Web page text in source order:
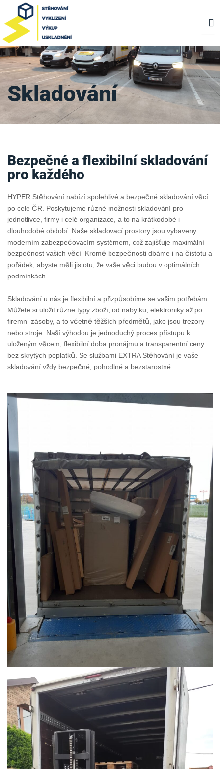
Přeskočit
obsah
Skladování
Bezpečné a flexibilní skladování
pro každého
HYPER Stěhování nabízí spolehlivé a bezpečné skladování věcí
po celé ČR. Poskytujeme různé možnosti skladování pro
jednotlivce, firmy i celé organizace, a to na krátkodobé i
dlouhodobé období. Naše skladovací prostory jsou vybaveny
moderním zabezpečovacím systémem, což zajišťuje maximální
bezpečnost vašich věcí. Kromě bezpečnosti dbáme i na čistotu a
pořádek, abyste měli jistotu, že vaše věci budou v optimálních
podmínkách.
Skladování u nás je flexibilní a přizpůsobíme se vašim potřebám.
Můžete si uložit různé typy zboží, od nábytku, elektroniky až po
firemní zásoby, a to včetně těžších předmětů, jako jsou trezory
nebo stroje. Naší výhodou je jednoduchý proces přístupu k
uloženým věcem, flexibilní doba pronájmu a transparentní ceny
bez skrytých poplatků. Se službami EXTRA Stěhování je vaše
skladování vždy bezpečné, pohodlné a bezstarostné.